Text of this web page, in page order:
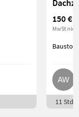
150 €
MwSt
11 Std.